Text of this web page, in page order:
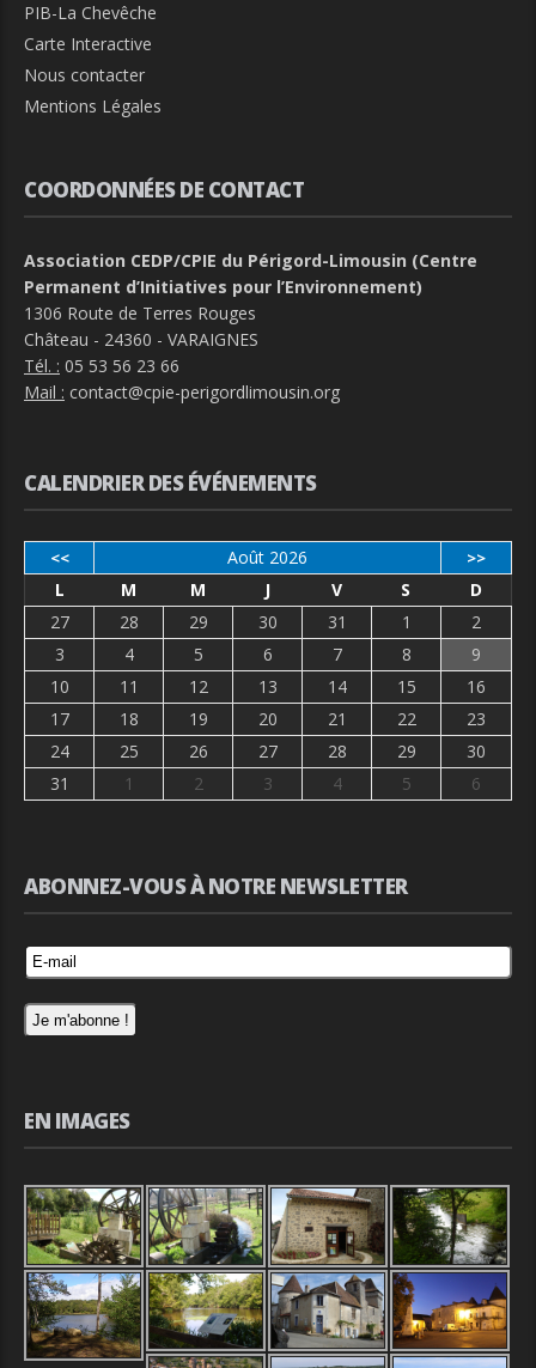
PIB-La Chevêche
Carte Interactive
Nous contacter
Mentions Légales
COORDONNÉES DE CONTACT
Association CEDP/CPIE du Périgord-Limousin (Centre
Permanent d’Initiatives pour l’Environnement)
1306 Route de Terres Rouges
Château - 24360 - VARAIGNES
Tél. : 05 53 56 23 66
Mail : contact@cpie-perigordlimousin.org
CALENDRIER DES ÉVÉNEMENTS
<< Août 2026 >>
L M M J V S
D
27
28 29 30 31 1
2
3
4 5 6 7 8
9
10
11 12 13 14 15
16
17
18 19 20 21 22
23
24
25 26 27 28 29
30
31
1 2 3 4 5 6
ABONNEZ-VOUS À NOTRE NEWSLETTER
EN IMAGES